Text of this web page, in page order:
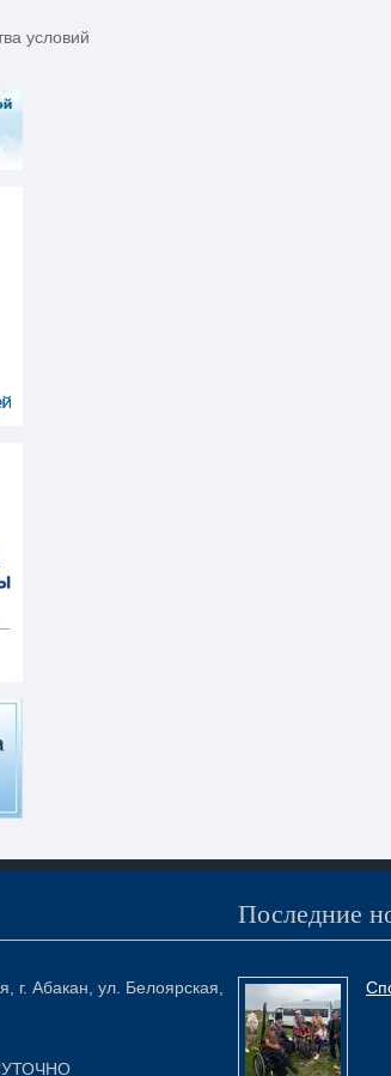
условий
г. Абакан, ул. Белоярская,
Последние